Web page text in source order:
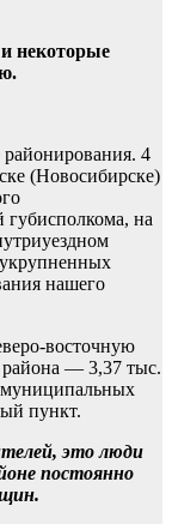
некоторые
районирования. 4
(Новосибирске)
губисполкома, на
нашего
восточную
района — 3,37 тыс.
муниципальных
пункт.
это люди
постоянно